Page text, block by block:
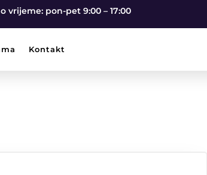
vrijeme: pon-pet 9:00 – 17:00
Kontakt